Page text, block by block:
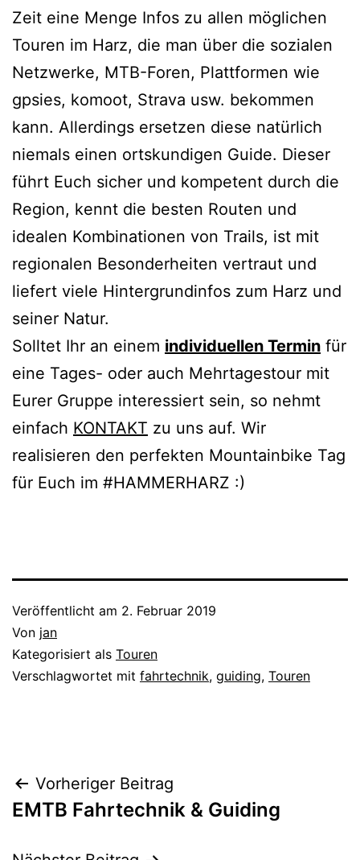
Zeit eine Menge Infos zu allen möglichen
Touren im Harz, die man über die sozialen
Netzwerke, MTB-Foren, Plattformen wie
gpsies, komoot, Strava usw. bekommen
kann. Allerdings ersetzen diese natürlich
niemals einen ortskundigen Guide. Dieser
führt Euch sicher und kompetent durch die
Region, kennt die besten Routen und
idealen Kombinationen von Trails, ist mit
regionalen Besonderheiten vertraut und
liefert viele Hintergrundinfos zum Harz und
seiner Natur.
Solltet Ihr an einem individuellen Termin für
eine Tages- oder auch Mehrtagestour mit
Eurer Gruppe interessiert sein, so nehmt
einfach KONTAKT zu uns auf. Wir
realisieren den perfekten Mountainbike Tag
für Euch im #HAMMERHARZ :)
Veröffentlicht am 2. Februar 2019
Von jan
Kategorisiert als Touren
Verschlagwortet mit fahrtechnik, guiding, Touren
Beitragsnavigation
Vorheriger Beitrag
EMTB Fahrtechnik & Guiding